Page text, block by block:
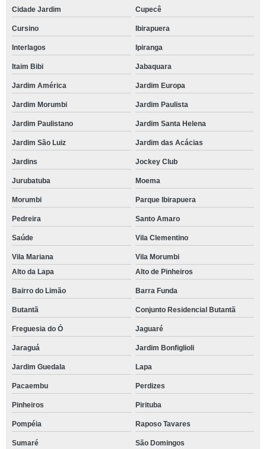
Cidade Jardim Cupecê
Cursino Ibirapuera
Interlagos Ipiranga
Itaim Bibi Jabaquara
Jardim América Jardim Europa
Jardim Morumbi Jardim Paulista
Jardim Paulistano Jardim Santa Helena
Jardim São Luiz Jardim das Acácias
Jardins Jockey Club
Jurubatuba Moema
Morumbi Parque Ibirapuera
Pedreira Santo Amaro
Saúde Vila Clementino
Vila Mariana
Vila Morumbi
Alto da Lapa
Alto de Pinheiros
Bairro do Limão Barra Funda
Butantã Conjunto Residencial Butantã
Freguesia do Ó Jaguaré
Jaraguá Jardim Bonfiglioli
Jardim Guedala Lapa
Pacaembu Perdizes
Pinheiros Pirituba
Pompéia Raposo Tavares
Sumaré São Domingos